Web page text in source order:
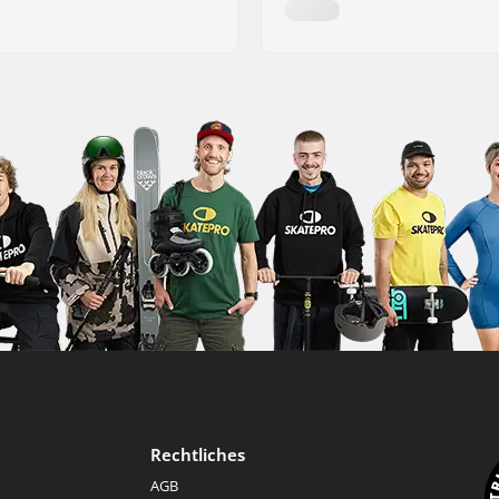
Rechtliches
AGB